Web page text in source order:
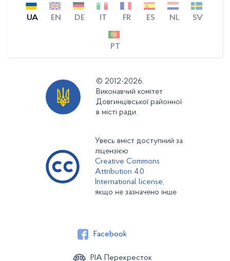
UA EN DE IT FR ES NL SV
PT
© 2012-2026.
Виконавчий комітет
Довгинцівської районної
в місті ради.
Увесь вміст доступний за
ліцензією
Creative Commons
Attribution 4.0
International license,
якщо не зазначено інше
Facebook
РІА Перекресток